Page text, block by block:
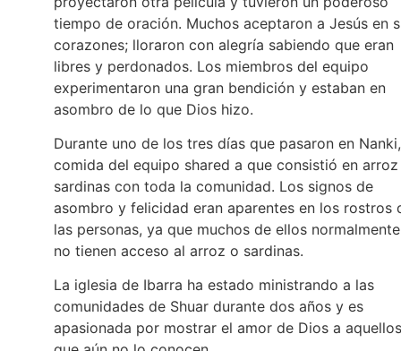
tiempo de oración. Muchos aceptaron a Jesús en
corazones; lloraron con alegría sabiendo que eran
libres y perdonados. Los miembros del equipo
experimentaron una gran bendición y estaban en
asombro de lo que Dios hizo.
Durante uno de los tres días que pasaron en
comida del equipo shared a que consistió en
sardinas con toda la comunidad. Los signos de
asombro y felicidad eran aparentes en los rostros
las personas, ya que muchos de ellos normalmente
no tienen acceso al arroz o sardinas.
La iglesia de Ibarra ha estado ministrando a las
comunidades de Shuar durante dos años y es
apasionada por mostrar el amor de Dios a aquellos